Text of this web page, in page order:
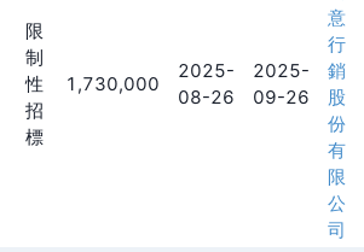
限
制
性
招
標
1,730,000
2025-
08-26
2025-
09-26
意
行
銷
股
份
有
限
公
司